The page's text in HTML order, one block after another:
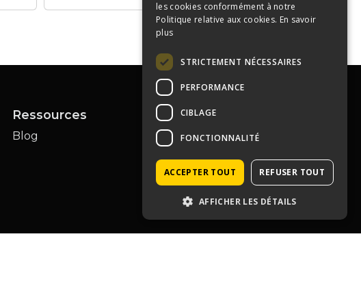
Ressources
Blog
Contactez-nous
04 72 43 99 09
contact@immoprolyon.fr
Contact
134 cours Lafayette 69003
Lyon
les cookies conformément à notre
Politique relative aux cookies. En savoir
plus
STRICTEMENT NÉCESSAIRES
PERFORMANCE
CIBLAGE
FONCTIONNALITÉ
ACCEPTER TOUT REFUSER TOUT
AFFICHER LES DÉTAILS